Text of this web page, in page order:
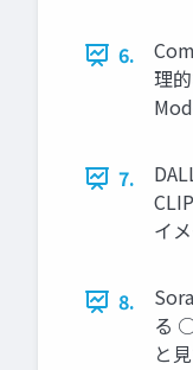
6.
理
7.
イ
8.
る
と